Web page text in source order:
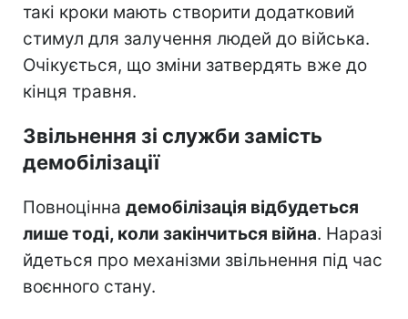
такі кроки мають створити додатковий
стимул для залучення людей до війська.
Очікується, що зміни затвердять вже до
кінця травня.
Звільнення зі служби замість
демобілізації
Повноцінна демобілізація відбудеться
лише тоді, коли закінчиться війна. Наразі
йдеться про механізми звільнення під час
воєнного стану.